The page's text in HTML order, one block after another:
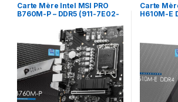
Carte Mère Intel MSI PRO
B760M-P – DDR5 (911-7E02-
Carte
H610M-E